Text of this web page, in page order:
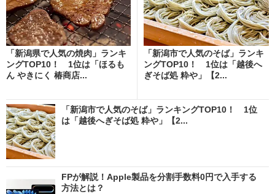
「新潟県で人気の焼肉」ランキ
ングTOP10！ 1位は「ほるも
ん やきにく 椿商店...
「新潟市で人気のそば」ランキ
ングTOP10！ 1位は「越後へ
ぎそば処 粋や」【2...
「新潟市で人気のそば」ランキングTOP10！ 1位
は「越後へぎそば処 粋や」【2...
FPが解説！Apple製品を分割手数料0円で入手する
方法とは？